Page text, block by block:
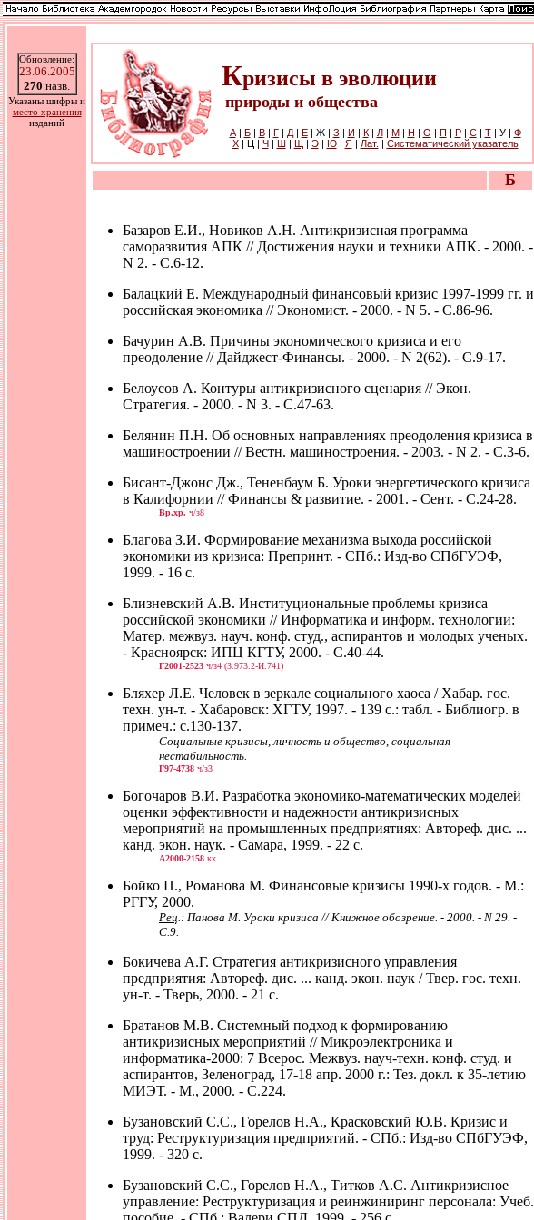
Обновление:
23.06.2005
270 назв.
Указаны шифры и
место хранения
изданий
Кризисы в эволюции
природы и общества
А| Б| В| Г| Д| Е| Ж | З | И | К| Л| М| Н | О | П | Р| С| Т| У | Ф
Х| Ц | Ч| Ш| Щ | Э| Ю| Я | Лат. | Cистематический указатель
Б
Базаров Е.И., Новиков А.Н. Антикризисная программа
саморазвития АПК // Достижения науки и техники АПК. - 2000. -
N 2. - С.6-12.
Балацкий Е. Международный финансовый кризис 1997-1999 гг. и
российская экономика // Экономист. - 2000. - N 5. - С.86-96.
Бачурин А.В. Причины экономического кризиса и его
преодоление // Дайджест-Финансы. - 2000. - N 2(62). - С.9-17.
Белоусов А. Контуры антикризисного сценария // Экон.
Стратегия. - 2000. - N 3. - С.47-63.
Белянин П.Н. Об основных направлениях преодоления кризиса в
машиностроении // Вестн. машиностроения. - 2003. - N 2. - С.3-6.
Бисант-Джонс Дж., Тененбаум Б. Уроки энергетического кризиса
в Калифорнии // Финансы & развитие. - 2001. - Сент. - С.24-28.
Вр.хр. ч/з8
Благова З.И. Формирование механизма выхода российской
экономики из кризиса: Препринт. - СПб.: Изд-во СПбГУЭФ,
1999. - 16 с.
Близневский А.В. Институциональные проблемы кризиса
российской экономики // Информатика и информ. технологии:
Матер. межвуз. науч. конф. студ., аспирантов и молодых ученых.
- Красноярск: ИПЦ КГТУ, 2000. - С.40-44.
Г2001-2523 ч/з4 (З.973.2-И.741)
Бляхер Л.Е. Человек в зеркале социального хаоса / Хабар. гос.
техн. ун-т. - Хабаровск: ХГТУ, 1997. - 139 с.: табл. - Библиогр. в
примеч.: с.130-137.
Социальные кризисы, личность и общество, социальная
нестабильность.
Г97-4738 ч/з3
Богочаров В.И. Разработка экономико-математических моделей
оценки эффективности и надежности антикризисных
мероприятий на промышленных предприятиях: Автореф. дис. ...
канд. экон. наук. - Самара, 1999. - 22 с.
А2000-2158 кх
Бойко П., Романова М. Финансовые кризисы 1990-х годов. - М.:
РГГУ, 2000.
Рец.: Панова М. Уроки кризиса // Книжное обозрение. - 2000. - N 29. -
С.9.
Бокичева А.Г. Стратегия антикризисного управления
предприятия: Автореф. дис. ... канд. экон. наук / Твер. гос. техн.
ун-т. - Тверь, 2000. - 21 с.
Братанов М.В. Системный подход к формированию
антикризисных мероприятий // Микроэлектроника и
информатика-2000: 7 Всерос. Межвуз. науч-техн. конф. студ. и
аспирантов, Зеленоград, 17-18 апр. 2000 г.: Тез. докл. к 35-летию
МИЭТ. - М., 2000. - С.224.
Бузановский С.С., Горелов Н.А., Красковский Ю.В. Кризис и
труд: Реструктуризация предприятий. - СПб.: Изд-во СПбГУЭФ,
1999. - 320 с.
Бузановский С.С., Горелов Н.А., Титков А.С. Антикризисное
управление: Реструктуризация и реинжиниринг персонала: Учеб.